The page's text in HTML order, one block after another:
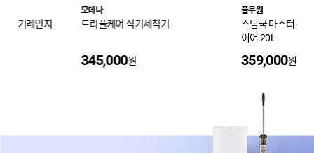
풀무원
스팀쿡 마스터 듀얼스팀오븐 에어프라
359,000원
페페
고양이모래 2.4kg
카
44,500원